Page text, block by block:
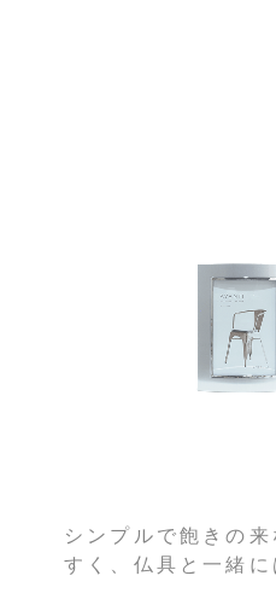
シンプルで飽きの
すく、仏具と一緒